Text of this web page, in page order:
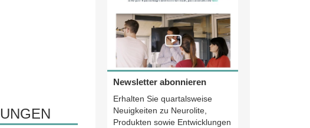
Newsletter abonnieren
Erhalten Sie quartalsweise
Neuigkeiten zu Neurolite,
Produkten sowie Entwicklungen